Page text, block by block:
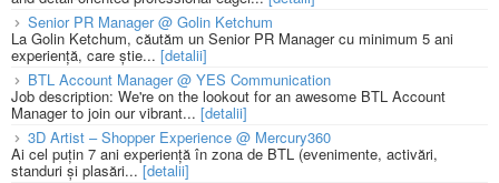
Senior PR Manager @ Golin Ketchum
La Golin Ketchum, căutăm un Senior PR Manager cu minimum 5 ani
experiență, care știe... [detalii]
BTL Account Manager @ YES Communication
Job description: We're on the lookout for an awesome BTL Account
Manager to join our vibrant... [detalii]
3D Artist – Shopper Experience @ Mercury360
Ai cel puțin 7 ani experiență în zona de BTL (evenimente, activări,
standuri și plasări...[detalii]